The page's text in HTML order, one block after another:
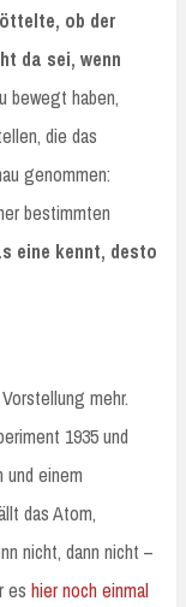
ob der
da sei, wenn
bewegt haben,
die das
genommen:
bestimmten
eine kennt, desto
mehr.
1935 und
einem
das Atom,
nicht, dann nicht –
es hier noch einmal